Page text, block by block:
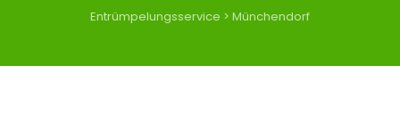
Entrümpelungsservice > Münchendorf